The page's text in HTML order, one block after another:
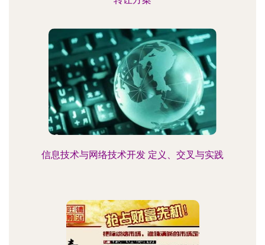
信息技术与网络技术开发 定义、交叉与实践